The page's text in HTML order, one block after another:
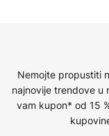
Nemojte propustiti
najnovije trendove u
vam kupon* od 15